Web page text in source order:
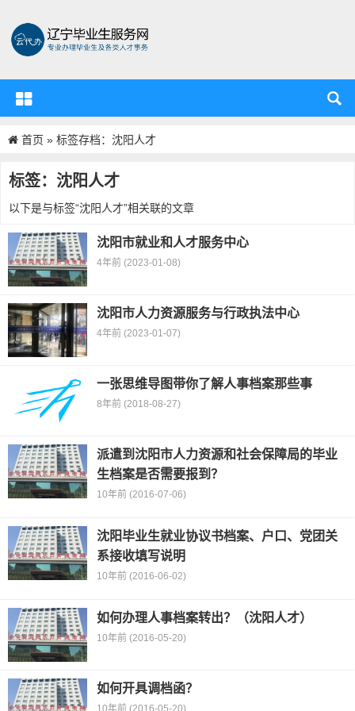
首页 » 标签存档：沈阳人才
标签：沈阳人才
以下是与标签“沈阳人才”相关联的文章
沈阳市就业和人才服务中心
4年前 (2023-01-08)
沈阳市人力资源服务与行政执法中心
4年前 (2023-01-07)
一张思维导图带你了解人事档案那些事
8年前 (2018-08-27)
派遣到沈阳市人力资源和社会保障局的毕业
生档案是否需要报到？
10年前 (2016-07-06)
沈阳毕业生就业协议书档案、户口、党团关
系接收填写说明
10年前 (2016-06-02)
如何办理人事档案转出？（沈阳人才）
10年前 (2016-05-20)
如何开具调档函？
10年前 (2016-05-20)